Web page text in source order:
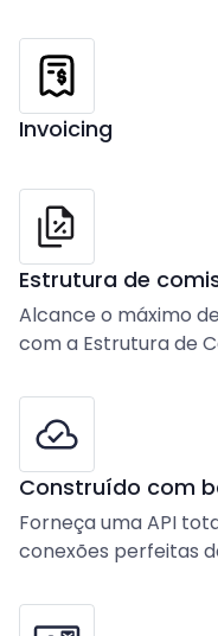
Invoicing
Estrutura de
Alcance o máximo
com a Estrutura de
Construído com
Forneça uma API
conexões perfeitas